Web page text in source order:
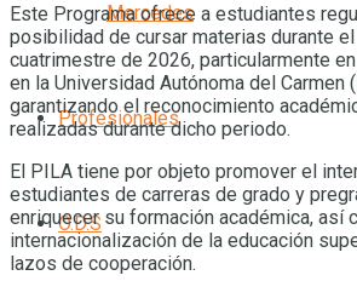
Mercedes
Profesionales
O.D.S
Este Programa ofrece a estudiantes
posibilidad de cursar materias durante
cuatrimestre de 2026, particularmente
en la Universidad Autónoma del Carmen
garantizando el reconocimiento
realizadas durante dicho periodo.
El PILA tiene por objeto promover el
estudiantes de carreras de grado y
enriquecer su formación académica, así
internacionalización de la educación
lazos de cooperación.